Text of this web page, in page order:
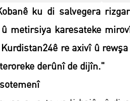
ku di salvegera
metirsiya karesateke
re axivî û
derûnî de dijîn."